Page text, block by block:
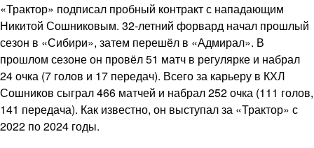
«Трактор» подписал пробный контракт с нападающим
Никитой Сошниковым. 32-летний форвард начал прошлый
сезон в «Сибири», затем перешёл в «Адмирал». В
прошлом сезоне он провёл 51 матч в регулярке и набрал
24 очка (7 голов и 17 передач). Всего за карьеру в КХЛ
Сошников сыграл 466 матчей и набрал 252 очка (111 голов,
141 передача). Как известно, он выступал за «Трактор» с
2022 по 2024 годы.